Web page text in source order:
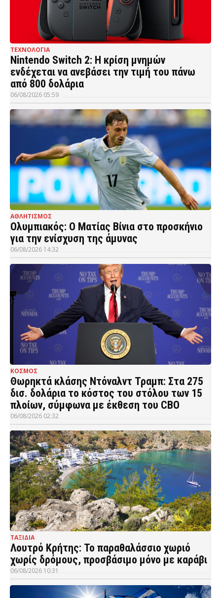
ΤΕΧΝΟΛΟΓΙΑ
Nintendo Switch 2: Η κρίση μνημών
ενδέχεται να ανεβάσει την τιμή του πάνω
από 800 δολάρια
06/08/2026 05:59
ΑΘΛΗΤΙΣΜΟΣ
Ολυμπιακός: Ο Ματίας Βίνια στο προσκήνιο
για την ενίσχυση της άμυνας
06/08/2026 14:32
ΚΟΣΜΟΣ
Θωρηκτά κλάσης Ντόναλντ Τραμπ: Στα 275
δισ. δολάρια το κόστος του στόλου των 15
πλοίων, σύμφωνα με έκθεση του CBO
06/08/2026 02:32
ΤΑΞΙΔΙΑ
Λουτρό Κρήτης: Το παραθαλάσσιο χωριό
χωρίς δρόμους, προσβάσιμο μόνο με καράβι
06/08/2026 10:31